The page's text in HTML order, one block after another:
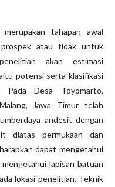
tahapan awal
atau tidak untuk
akan estimasi
potensi serta klasifikasi
Pada Desa Toyomarto,
Jawa Timur telah
andesit dengan
diatas permukaan dan
dapat mengetahui
lapisan batuan
lokasi penelitian. Teknik